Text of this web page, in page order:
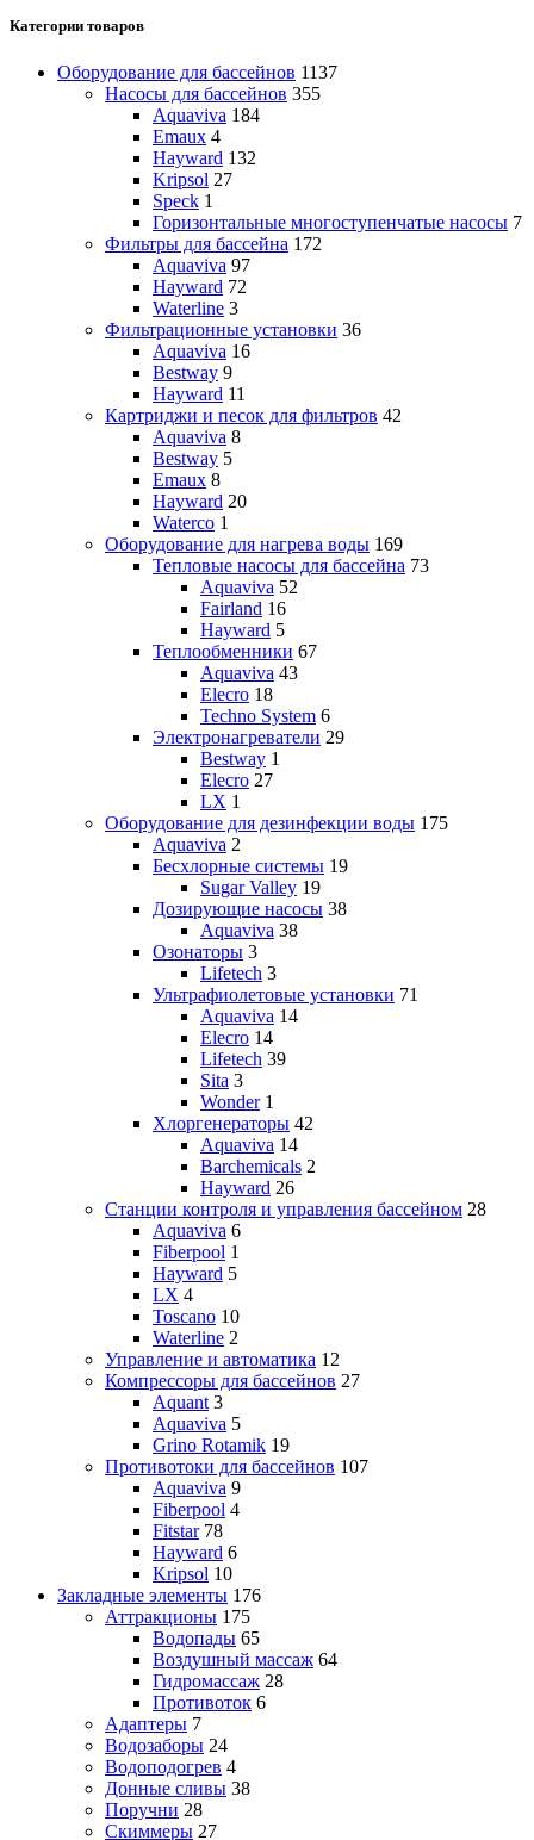
Категории товаров
Оборудование для бассейнов 1137
Насосы для бассейнов 355
Aquaviva 184
Emaux 4
Hayward 132
Kripsol 27
Speck 1
Горизонтальные многоступенчатые насосы 7
Фильтры для бассейна 172
Aquaviva 97
Hayward 72
Waterline 3
Фильтрационные установки 36
Aquaviva 16
Bestway 9
Hayward 11
Картриджи и песок для фильтров 42
Aquaviva 8
Bestway 5
Emaux 8
Hayward 20
Waterco 1
Оборудование для нагрева воды 169
Тепловые насосы для бассейна 73
Aquaviva 52
Fairland 16
Hayward 5
Теплообменники 67
Aquaviva 43
Elecro 18
Techno System 6
Электронагреватели 29
Bestway 1
Elecro 27
LX 1
Оборудование для дезинфекции воды 175
Aquaviva 2
Бесхлорные системы 19
Sugar Valley 19
Дозирующие насосы 38
Aquaviva 38
Озонаторы 3
Lifetech 3
Ультрафиолетовые установки 71
Aquaviva 14
Elecro 14
Lifetech 39
Sita 3
Wonder 1
Хлоргенераторы 42
Aquaviva 14
Barchemicals 2
Hayward 26
Станции контроля и управления бассейном 28
Aquaviva 6
Fiberpool 1
Hayward 5
LX 4
Toscano 10
Waterline 2
Управление и автоматика 12
Компрессоры для бассейнов 27
Aquant 3
Aquaviva 5
Grino Rotamik 19
Противотоки для бассейнов 107
Aquaviva 9
Fiberpool 4
Fitstar 78
Hayward 6
Kripsol 10
Закладные элементы 176
Аттракционы 175
Водопады 65
Воздушный массаж 64
Гидромассаж 28
Противоток 6
Адаптеры 7
Водозаборы 24
Водоподогрев 4
Донные сливы 38
Поручни 28
Скиммеры 27